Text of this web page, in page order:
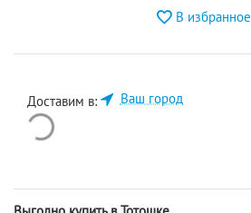
В избранное
Доставим в: Ваш город